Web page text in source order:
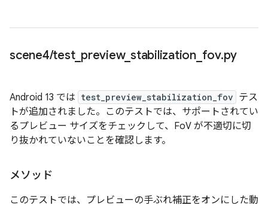
scene4/test_ preview_ stabilization_ fov.py
Android 13 では test_preview_stabilization_fov テス
トが追加されました。このテストでは、サポートされてい
るプレビュー サイズをチェックして、FoV が不適切に切
り抜かれていないことを確認します。
メソッド
このテストでは、プレビューの手ぶれ補正をオンにした動